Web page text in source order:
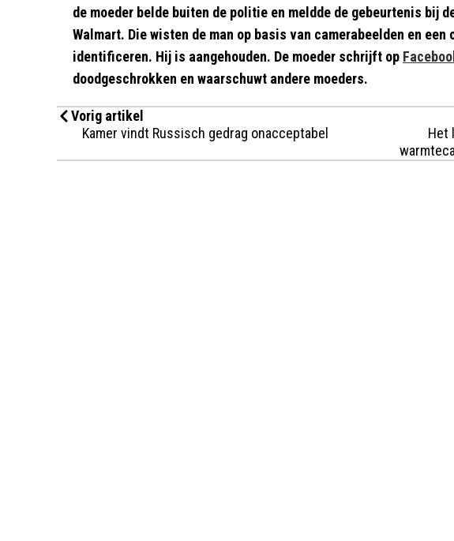
de moeder belde buiten de politie en meldde de gebeurtenis bij
Walmart. Die wisten de man op basis van camerabeelden en
identificeren. Hij is aangehouden. De moeder schrijft op
doodgeschrokken en waarschuwt andere moeders.
Vorig artikel
Kamer vindt Russisch gedrag onacceptabel
Het